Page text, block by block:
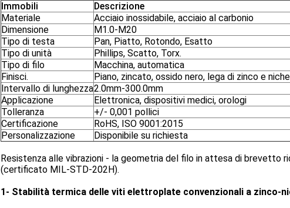
Immobili
Descrizione
Materiale
Acciaio inossidabile, acciaio al carbonio
Dimensione
M1.0-M20
Tipo di testa
Pan, Piatto, Rotondo, Esatto
Tipo di unità
Phillips, Scatto, Torx.
Tipo di filo
Macchina, automatica
Finisci.
Piano, zincato, ossido nero, lega di zinco e
Intervallo di lunghezza2.0mm-300.0mm
Applicazione
Elettronica, dispositivi medici, orologi
Tolleranza
+/- 0,001 pollici
Certificazione
RoHS, ISO 9001:2015
Personalizzazione
Disponibile su richiesta
Resistenza alle vibrazioni - la geometria del filo in attesa di brevetto
(certificato MIL-STD-202H).
1- Stabilità termica delle viti elettroplate convenzionali a zinco-